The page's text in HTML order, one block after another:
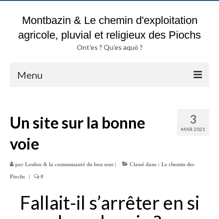
Montbazin & Le chemin d'exploitation
agricole, pluvial et religieux des Piochs
Ont’es ? Qu’es aquò ?
Menu
Blog & Fil d’actualités du chemin
des Piochs
Sols argileux :
Historique parcelles TROUCHE
Actes notariés & Chemin des Piochs de A à Z
3
MAR 2021
Un site sur la bonne
voie
par Loulou & la communauté du bon sens | Classé dans : Le chemin des
Piochs | 0
Fallait-il s’arrêter en si